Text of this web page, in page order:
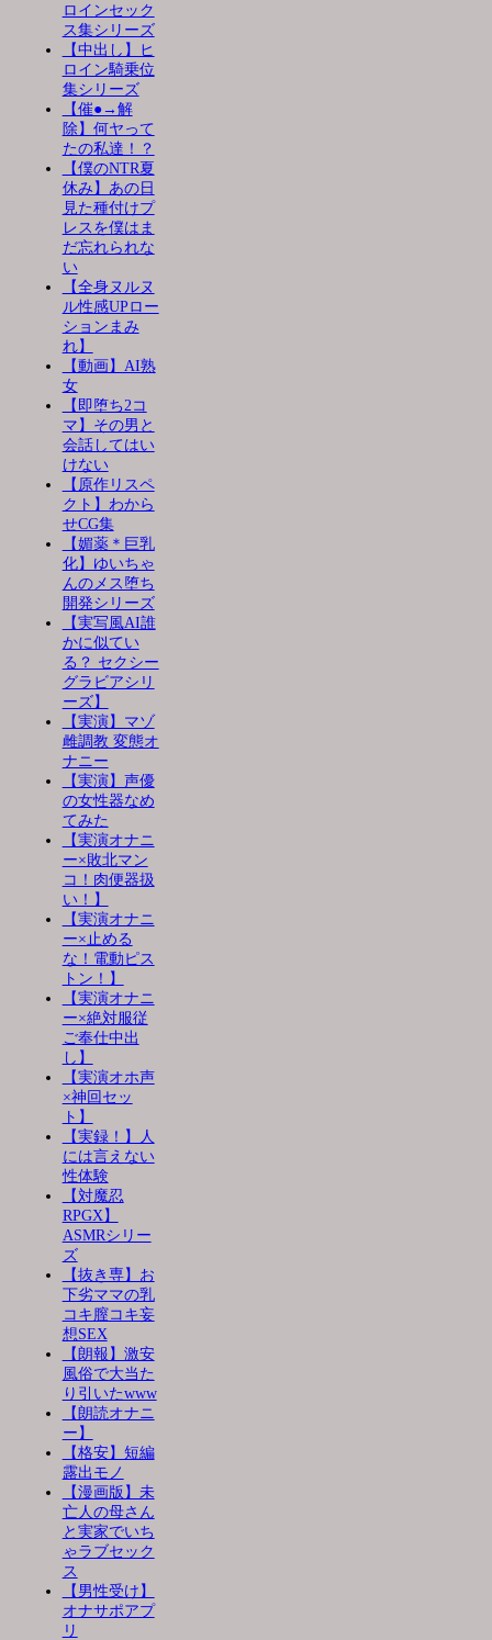
ロインセック
ス集シリーズ
【中出し】ヒ
ロイン騎乗位
集シリーズ
【催●→解
除】何ヤって
たの私達！？
【僕のNTR夏
休み】あの日
見た種付けプ
レスを僕はま
だ忘れられな
い
【全身ヌルヌ
ル性感UPロー
ションまみ
れ】
【動画】AI熟
女
【即堕ち2コ
マ】その男と
会話してはい
けない
【原作リスペ
クト】わから
せCG集
【媚薬＊巨乳
化】ゆいちゃ
んのメス堕ち
開発シリーズ
【実写風AI誰
かに似てい
る？ セクシー
グラビアシリ
ーズ】
【実演】マゾ
雌調教 変態オ
ナニー
【実演】声優
の女性器なめ
てみた
【実演オナニ
ー×敗北マン
コ！肉便器扱
い！】
【実演オナニ
ー×止める
な！電動ピス
トン！】
【実演オナニ
ー×絶対服従
ご奉仕中出
し】
【実演オホ声
×神回セッ
ト】
【実録！】人
には言えない
性体験
【対魔忍
RPGX】
ASMRシリー
ズ
【抜き専】お
下劣ママの乳
コキ膣コキ妄
想SEX
【朗報】激安
風俗で大当た
り引いたwww
【朗読オナニ
ー】
【格安】短編
露出モノ
【漫画版】未
亡人の母さん
と実家でいち
ゃラブセック
ス
【男性受け】
オナサポアプ
リ